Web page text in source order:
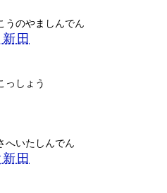
うのやましんでん
田
っしょう
へいたしんでん
田